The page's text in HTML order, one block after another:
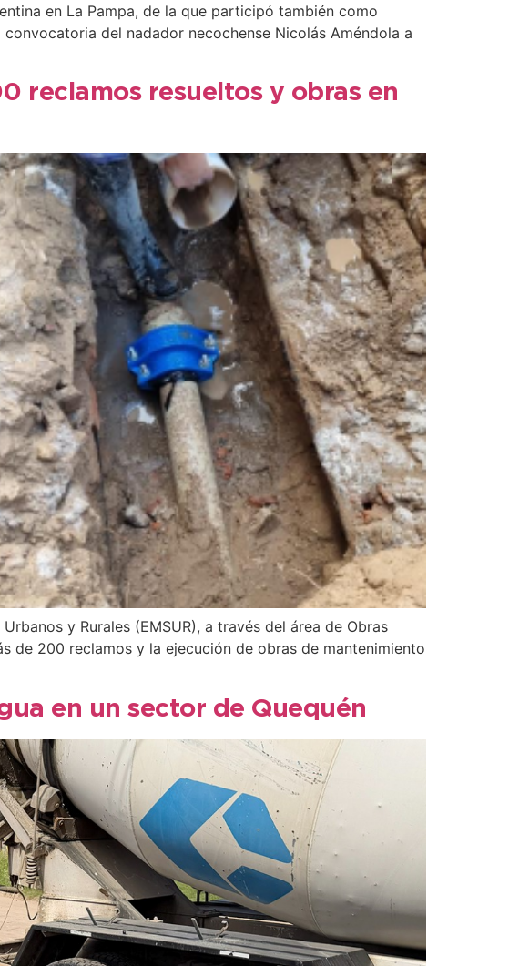
en La Pampa, de la que participó también como
del nadador necochense Nicolás Améndola a
reclamos resueltos y obras en
y Rurales (EMSUR), a través del área de Obras
de 200 reclamos y la ejecución de obras de mantenimiento
en un sector de Quequén